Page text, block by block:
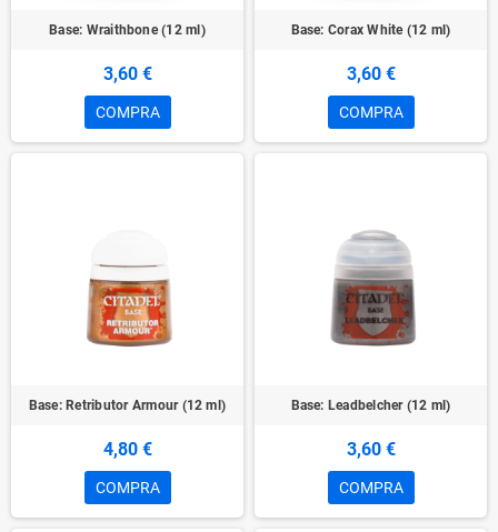
Base: Wraithbone (12 ml)
3,60 €
COMPRA
Base: Corax White (12 ml)
3,60 €
COMPRA
Base: Retributor Armour (12 ml)
4,80 €
COMPRA
Base: Leadbelcher (12 ml)
3,60 €
COMPRA